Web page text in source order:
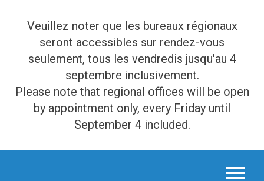
Veuillez noter que les bureaux régionaux
seront accessibles sur rendez-vous
seulement, tous les vendredis jusqu'au 4
septembre inclusivement.
Please note that regional offices will be open
by appointment only, every Friday until
September 4 included.